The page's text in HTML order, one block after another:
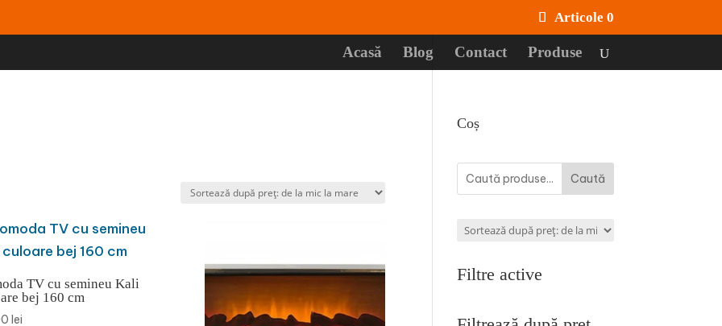
Articole 0
Acasă Blog Contact Produse
TV cu semineu Kali
bej 160 cm
lei
Coș
Caută
Filtre active